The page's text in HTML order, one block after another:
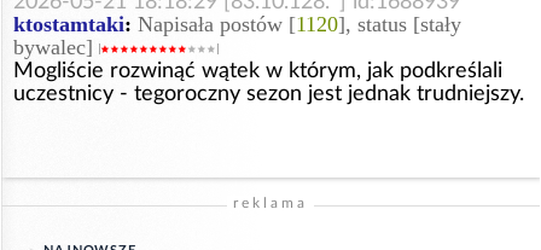
ktostamtaki: Napisała postów [1120], status [stały
bywalec]
Mogliście rozwinąć wątek w którym, jak podkreślali
uczestnicy - tegoroczny sezon jest jednak trudniejszy.
reklama